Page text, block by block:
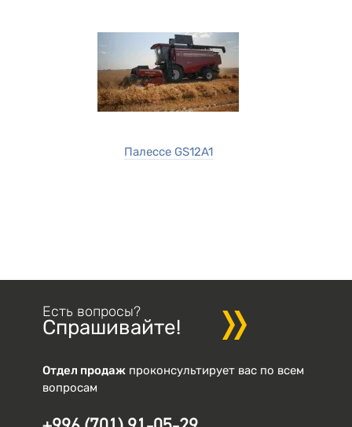
Палессе GS12A1
Есть вопросы?
Спрашивайте!
Отдел продаж проконсультирует вас по всем
вопросам